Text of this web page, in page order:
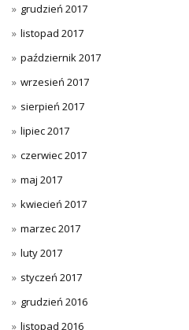
grudzień 2017
listopad 2017
październik 2017
wrzesień 2017
sierpień 2017
lipiec 2017
czerwiec 2017
maj 2017
kwiecień 2017
marzec 2017
luty 2017
styczeń 2017
grudzień 2016
listopad 2016